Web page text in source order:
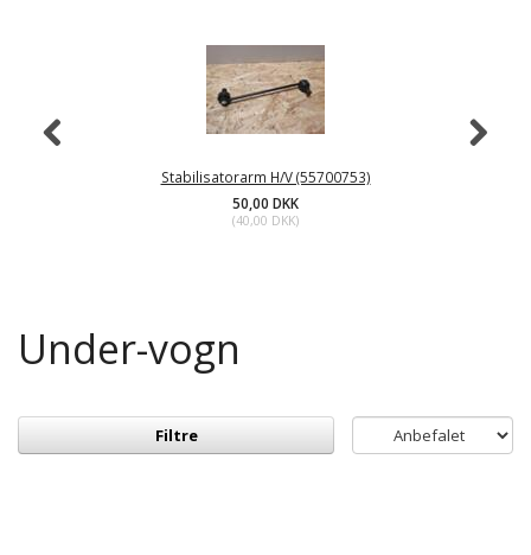
Stabilisatorarm H/V (55700753)
50,00 DKK
(40,00 DKK)
Under-vogn
Filtre